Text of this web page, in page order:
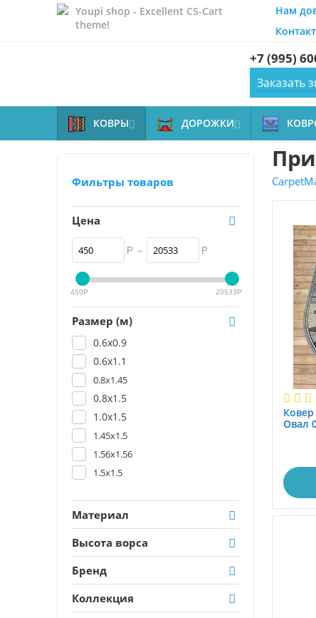
Youpi shop - Excellent CS-Cart
theme!
Нам
+7 (995)
Заказать
КОВРЫ ДОРОЖКИ
Фильтры товаров
Цена
Р – Р
450Р 20533Р
Размер (м)
0.6x0.9
0.6x1.1
0.8x1.45
0.8x1.5
1.0x1.5
1.45x1.5
1.56x1.56
1.5x1.5
Материал
Высота ворса
Бренд
Коллекция
Овал